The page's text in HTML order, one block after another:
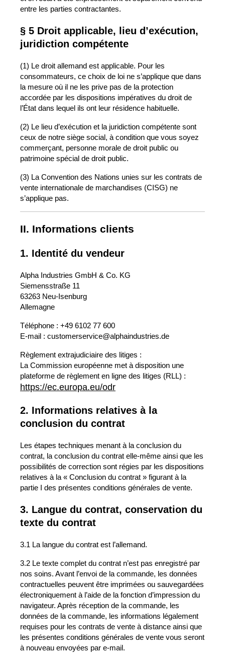
entre les parties contractantes.
§ 5 Droit applicable, lieu d’exécution,
juridiction compétente
(1) Le droit allemand est applicable. Pour les
consommateurs, ce choix de loi ne s’applique que dans
la mesure où il ne les prive pas de la protection
accordée par les dispositions impératives du droit de
l’État dans lequel ils ont leur résidence habituelle.
(2) Le lieu d’exécution et la juridiction compétente sont
ceux de notre siège social, à condition que vous soyez
commerçant, personne morale de droit public ou
patrimoine spécial de droit public.
(3) La Convention des Nations unies sur les contrats de
vente internationale de marchandises (CISG) ne
s’applique pas.
II. Informations clients
1. Identité du vendeur
Alpha Industries GmbH & Co. KG
Siemensstraße 11
63263 Neu-Isenburg
Allemagne
Téléphone : +49 6102 77 600
E-mail : customerservice@alphaindustries.de
Règlement extrajudiciaire des litiges :
La Commission européenne met à disposition une
plateforme de règlement en ligne des litiges (RLL) :
https://ec.europa.eu/odr
2. Informations relatives à la
conclusion du contrat
Les étapes techniques menant à la conclusion du
contrat, la conclusion du contrat elle-même ainsi que les
possibilités de correction sont régies par les dispositions
relatives à la « Conclusion du contrat » figurant à la
partie I des présentes conditions générales de vente.
3. Langue du contrat, conservation du
texte du contrat
3.1 La langue du contrat est l’allemand.
3.2 Le texte complet du contrat n’est pas enregistré par
nos soins. Avant l’envoi de la commande, les données
contractuelles peuvent être imprimées ou sauvegardées
électroniquement à l’aide de la fonction d’impression du
navigateur. Après réception de la commande, les
données de la commande, les informations légalement
requises pour les contrats de vente à distance ainsi que
les présentes conditions générales de vente vous seront
à nouveau envoyées par e-mail.